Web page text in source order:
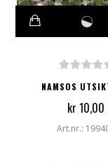
NAMSOS
kr 10,00
Art.nr.: